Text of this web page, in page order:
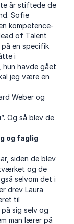
år stiftede de
Sofie
kompetence-
of Talent
en specifik
i
havde gået
jeg være en
Weber og
Og så blev de
og faglig
siden de blev
og de
selvom det i
drev Laura
til
sig selv og
man lærer på